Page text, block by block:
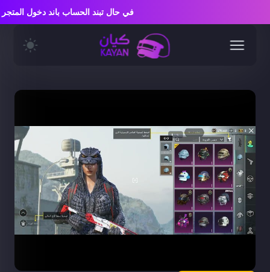
في حال تبند الحساب باند دخول